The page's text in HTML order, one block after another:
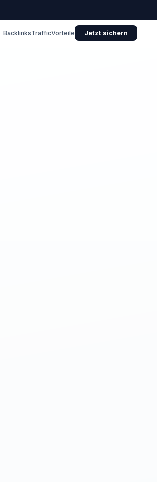
BacklinksTrafficVorteile Jetzt sichern